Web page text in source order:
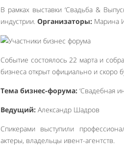
В рамках выставки ‘Свадьба &
индустрии. Организаторы: Марина
Событие состоялось 22 марта и
бизнеса открыт официально и скоро
Тема бизнес-форума: ‘Свадебная
Ведущий: Александр Шадров
Спикерами выступили
актеры, владельцы ивент-агентств.